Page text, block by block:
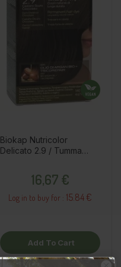
Biokap Nutricolor
Delicato 2.9 / Tumma
16,67 €
Log in to buy for : 15.84 €
Add To Cart